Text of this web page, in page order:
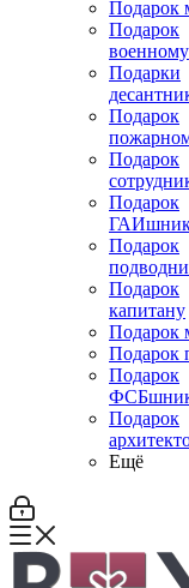
Подарок
Подарок
военному
Подарки
Подарок
Подарок
Подарок
Подарок
Подарок
капитану
Подарок
Подарок
Подарок
Подарок
Ещё